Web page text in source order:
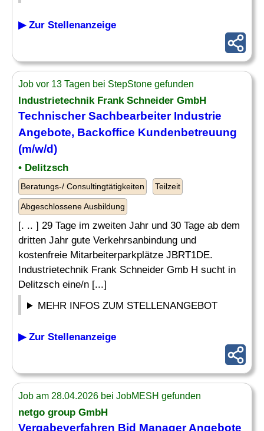
▶ Zur Stellenanzeige
Job vor 13 Tagen bei StepStone gefunden
Industrietechnik Frank Schneider GmbH
Technischer Sachbearbeiter Industrie
Angebote, Backoffice Kundenbetreuung
(m/w/d)
• Delitzsch
Beratungs-/ Consultingtätigkeiten Teilzeit
Abgeschlossene Ausbildung
[. .. ] 29 Tage im zweiten Jahr und 30 Tage ab dem
dritten Jahr gute Verkehrsanbindung und
kostenfreie Mitarbeiterparkplätze JBRT1DE.
Industrietechnik Frank Schneider Gmb H sucht in
Delitzsch eine/n [...]
MEHR INFOS ZUM STELLENANGEBOT
▶ Zur Stellenanzeige
Job am 28.04.2026 bei JobMESH gefunden
netgo group GmbH
Vergabeverfahren Bid ManagerAngebote